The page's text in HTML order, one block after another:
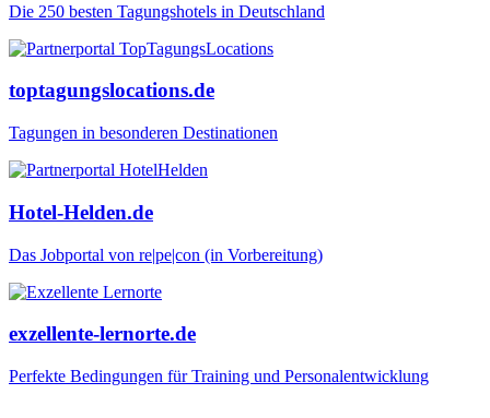
Die 250 besten Tagungshotels in Deutschland
toptagungslocations.de
Tagungen in besonderen Destinationen
Hotel-Helden.de
Das Jobportal von re|pe|con (in Vorbereitung)
exzellente-lernorte.de
Perfekte Bedingungen für Training und Personalentwicklung